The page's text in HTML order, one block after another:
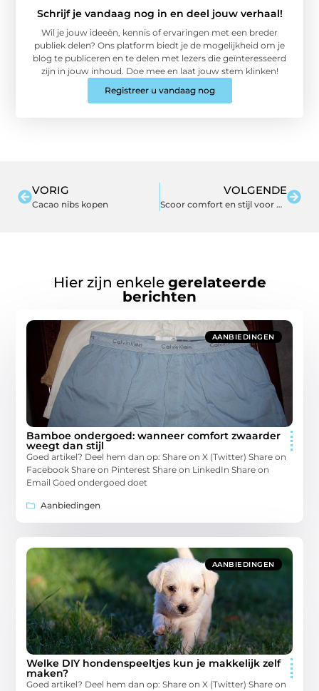
Schrijf je vandaag nog in en deel jouw verhaal!
Wil je jouw ideeën, kennis of ervaringen met een breder
publiek delen? Ons platform biedt je de mogelijkheid om je
blog te publiceren en te delen met lezers die geïnteresseerd
zijn in jouw inhoud. Doe mee en laat jouw stem klinken!
Registreer u vandaag nog
VORIG
Cacao nibs kopen
VOLGENDE
Scoor comfort en stijl voor minder
Hier zijn enkele gerelateerde
berichten
AANBIEDINGEN
Bamboe ondergoed: wanneer comfort zwaarder
weegt dan stijl
Goed artikel? Deel hem dan op: Share on X (Twitter) Share on
Facebook Share on Pinterest Share on LinkedIn Share on
Email Goed ondergoed doet
Aanbiedingen
AANBIEDINGEN
Welke DIY hondenspeeltjes kun je makkelijk zelf
maken?
Goed artikel? Deel hem dan op: Share on X (Twitter) Share on